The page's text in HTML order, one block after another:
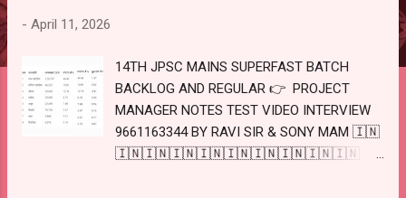
- April 11, 2026
14TH JPSC MAINS SUPERFAST BATCH
BACKLOG AND REGULAR 👉 PROJECT
MANAGER NOTES TEST VIDEO INTERVIEW
9661163344 BY RAVI SIR & SONY MAM 🇮🇳
🇮🇳🇮🇳🇮🇳🇮🇳🇮🇳🇮🇳🇮🇳🇮🇳🇮🇳